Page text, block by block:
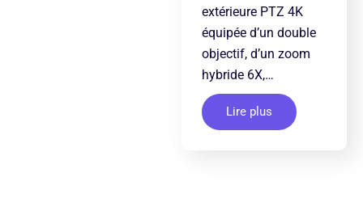
extérieure PTZ 4K
équipée d’un double
objectif, d’un zoom
hybride 6X,…
Lire plus